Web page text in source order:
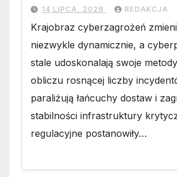
14 LIPCA, 2026 REDAKCJA
Krajobraz cyberzagrożeń
niezwykle dynamicznie, a
stale udoskonalają swoje
obliczu rosnącej liczby
paraliżują łańcuchy dostaw i
stabilności infrastruktury
regulacyjne postanowiły…